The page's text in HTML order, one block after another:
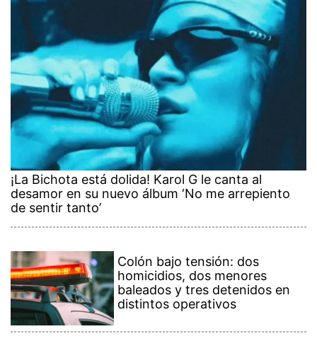
¡La Bichota está dolida! Karol G le canta al
desamor en su nuevo álbum ‘No me arrepiento
de sentir tanto’
Colón bajo tensión: dos
homicidios, dos menores
baleados y tres detenidos en
distintos operativos